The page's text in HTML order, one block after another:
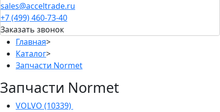
sales@acceltrade.ru
+7 (499) 460-73-40
Заказать звонок
Главная>
Каталог>
Запчасти Normet
Запчасти Normet
VOLVO (10339)